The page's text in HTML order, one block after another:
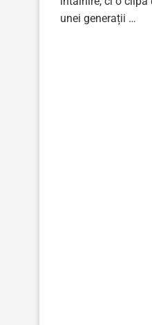
unei generații …